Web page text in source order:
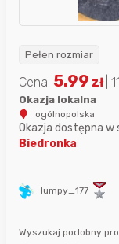
Pełen rozmiar
lumpy_177
Cena: 5.99 zł
Okazja lokalna
ogólnopolska
Okazja dostępna w
Biedronka
Wyszukaj podobny